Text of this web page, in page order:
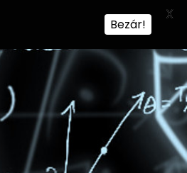
Bezár!
X